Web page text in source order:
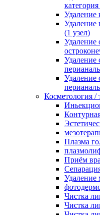
Удаление
Удаление
(1 узел)
Удаление
Удаление
Косметология /
Плазма
Приём
Чистка
Чистка